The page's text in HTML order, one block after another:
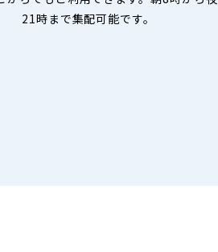
21時まで集配可能です。